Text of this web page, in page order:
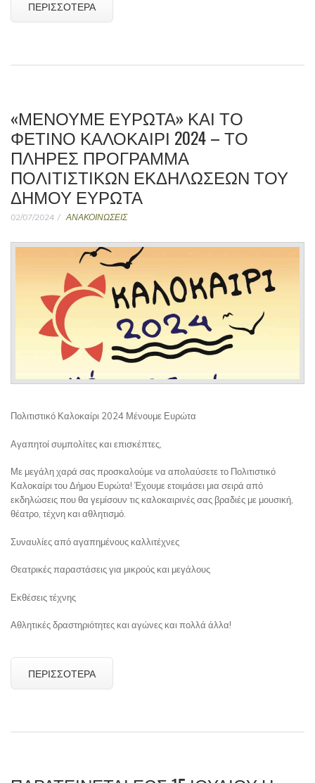
ΠΕΡΙΣΣΌΤΕΡΑ
«ΜΕΝΟΥΜΕ ΕΥΡΩΤΑ» ΚΑΙ ΤΟ
ΦΕΤΙΝΟ ΚΑΛΟΚΑΙΡΙ 2024 – ΤΟ
ΠΛΗΡΕΣ ΠΡΟΓΡΑΜΜΑ
ΠΟΛΙΤΙΣΤΙΚΩΝ ΕΚΔΗΛΩΣΕΩΝ ΤΟΥ
ΔΗΜΟΥ ΕΥΡΩΤΑ
02/07/2024 ΑΝΑΚΟΙΝΩΣΕΙΣ
Πολιτιστικό Καλοκαίρι 2024 Μένουμε Ευρώτα
Αγαπητοί συμπολίτες και επισκέπτες,
Με μεγάλη χαρά σας προσκαλούμε να απολαύσετε το Πολιτιστικό
Καλοκαίρι του Δήμου Ευρώτα! Έχουμε ετοιμάσει μια σειρά από
εκδηλώσεις που θα γεμίσουν τις καλοκαιρινές σας βραδιές με μουσική,
θέατρο, τέχνη και αθλητισμό.
Συναυλίες από αγαπημένους καλλιτέχνες
Θεατρικές παραστάσεις για μικρούς και μεγάλους
Εκθέσεις τέχνης
Αθλητικές δραστηριότητες και αγώνες και πολλά άλλα!
ΠΕΡΙΣΣΌΤΕΡΑ